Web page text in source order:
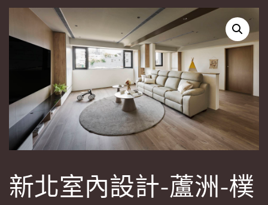
新北室內設計-蘆洲-樸